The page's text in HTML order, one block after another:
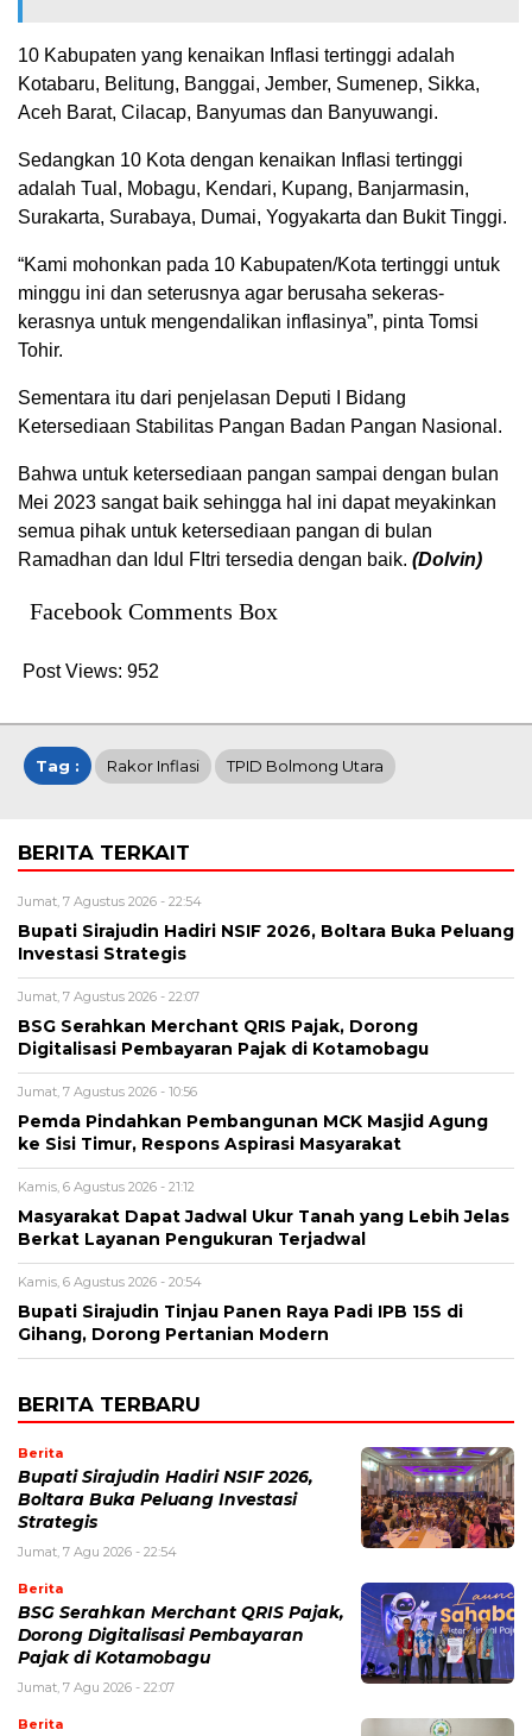
10 Kabupaten yang kenaikan Inflasi tertinggi adalah
Kotabaru, Belitung, Banggai, Jember, Sumenep, Sikka,
Aceh Barat, Cilacap, Banyumas dan Banyuwangi.
Sedangkan 10 Kota dengan kenaikan Inflasi tertinggi
adalah Tual, Mobagu, Kendari, Kupang, Banjarmasin,
Surakarta, Surabaya, Dumai, Yogyakarta dan Bukit Tinggi.
“Kami mohonkan pada 10 Kabupaten/Kota tertinggi untuk
minggu ini dan seterusnya agar berusaha sekeras-
kerasnya untuk mengendalikan inflasinya”, pinta Tomsi
Tohir.
Sementara itu dari penjelasan Deputi I Bidang
Ketersediaan Stabilitas Pangan Badan Pangan Nasional.
Bahwa untuk ketersediaan pangan sampai dengan bulan
Mei 2023 sangat baik sehingga hal ini dapat meyakinkan
semua pihak untuk ketersediaan pangan di bulan
Ramadhan dan Idul FItri tersedia dengan baik. (Dolvin)
Facebook Comments Box
Post Views: 952
Tag : Rakor Inflasi TPID Bolmong Utara
BERITA TERKAIT
Jumat, 7 Agustus 2026 - 22:54
Bupati Sirajudin Hadiri NSIF 2026, Boltara Buka Peluang
Investasi Strategis
Jumat, 7 Agustus 2026 - 22:07
‎BSG Serahkan Merchant QRIS Pajak, Dorong
Digitalisasi Pembayaran Pajak di Kotamobagu
Jumat, 7 Agustus 2026 - 10:56
Pemda Pindahkan Pembangunan MCK Masjid Agung
ke Sisi Timur, Respons Aspirasi Masyarakat
Kamis, 6 Agustus 2026 - 21:12
Masyarakat Dapat Jadwal Ukur Tanah yang Lebih Jelas
Berkat Layanan Pengukuran Terjadwal
Kamis, 6 Agustus 2026 - 20:54
Bupati Sirajudin Tinjau Panen Raya Padi IPB 15S di
Gihang, Dorong Pertanian Modern
BERITA TERBARU
Berita
Bupati Sirajudin Hadiri NSIF 2026,
Boltara Buka Peluang Investasi
Strategis
Jumat, 7 Agu 2026 - 22:54
Berita
‎BSG Serahkan Merchant QRIS Pajak,
Dorong Digitalisasi Pembayaran
Pajak di Kotamobagu
Jumat, 7 Agu 2026 - 22:07
Berita